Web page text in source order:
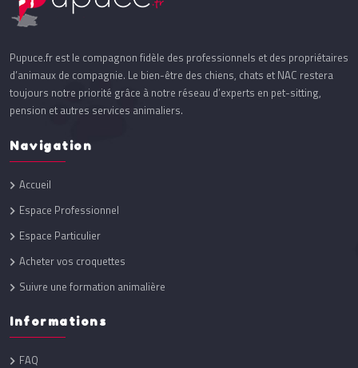
Pupuce.fr est le compagnon fidèle des professionnels et des propriétaires
d’animaux de compagnie. Le bien-être des chiens, chats et NAC restera
toujours notre priorité grâce à notre réseau d’experts en pet-sitting,
pension et autres services animaliers.
Navigation
Accueil
Espace Professionnel
Espace Particulier
Acheter vos croquettes
Suivre une formation animalière
Informations
FAQ